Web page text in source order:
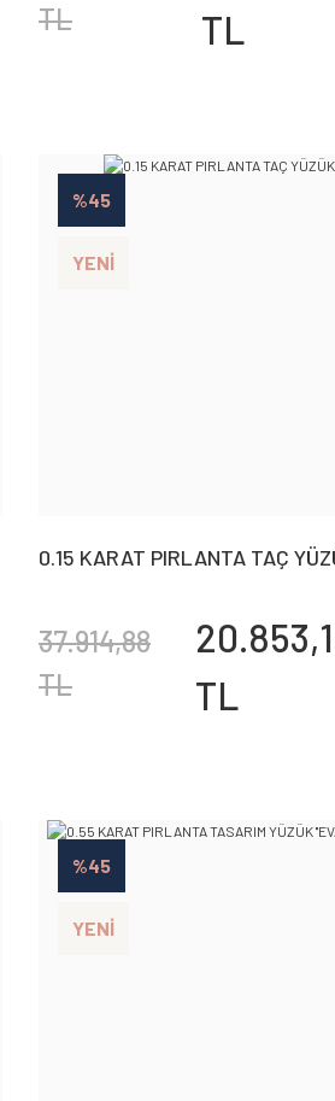
TL
TL
%45
YENİ
0.15 KARAT PIRLANTA TAÇ
37.914,88
TL
TL
%45
YENİ